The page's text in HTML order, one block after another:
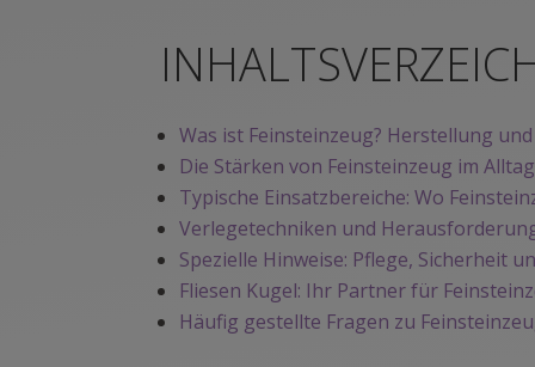
Was ist Feinsteinzeug? Herstellung
Die Stärken von Feinsteinzeug im Alltag
Typische Einsatzbereiche: Wo
Verlegetechniken und
Spezielle Hinweise: Pflege, Sicherheit
Fliesen Kugel: Ihr Partner für
Häufig gestellte Fragen zu